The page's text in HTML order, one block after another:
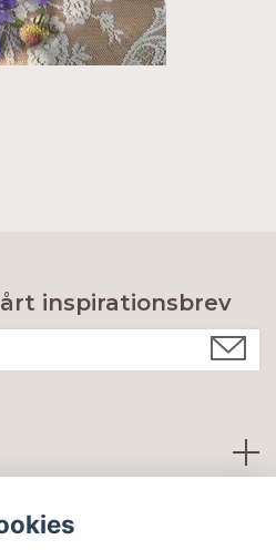
inspirationsbrev